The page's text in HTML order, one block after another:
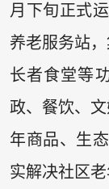
月下旬正式
养老服务站
长者食堂等
政、餐饮、
年商品、生
实解决社区